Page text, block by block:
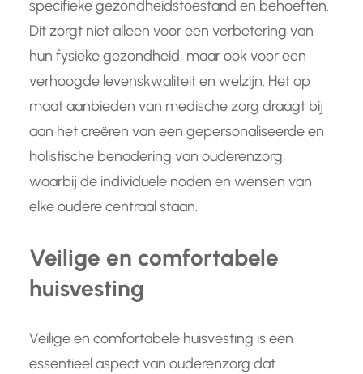
specifieke gezondheidstoestand en behoeften.
Dit zorgt niet alleen voor een verbetering van
hun fysieke gezondheid, maar ook voor een
verhoogde levenskwaliteit en welzijn. Het op
maat aanbieden van medische zorg draagt bij
aan het creëren van een gepersonaliseerde en
holistische benadering van ouderenzorg,
waarbij de individuele noden en wensen van
elke oudere centraal staan.
Veilige en comfortabele
huisvesting
Veilige en comfortabele huisvesting is een
essentieel aspect van ouderenzorg dat